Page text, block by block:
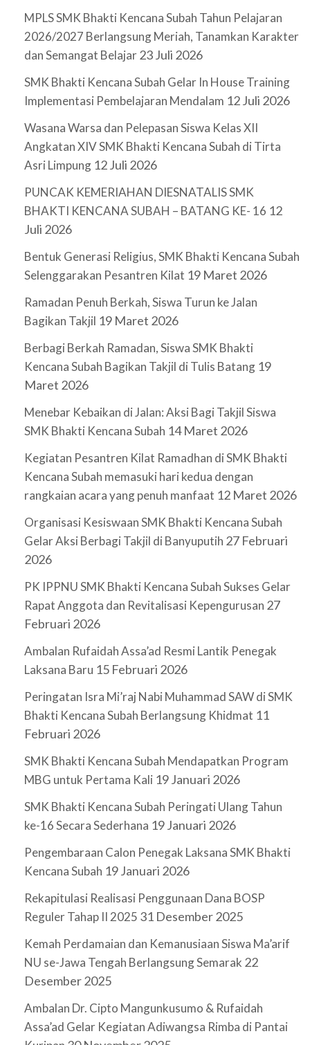
MPLS SMK Bhakti Kencana Subah Tahun Pelajaran
2026/2027 Berlangsung Meriah, Tanamkan Karakter
dan Semangat Belajar23 Juli 2026
SMK Bhakti Kencana Subah Gelar In House Training
Implementasi Pembelajaran Mendalam 12 Juli 2026
Wasana Warsa dan Pelepasan Siswa Kelas XII
Angkatan XIV SMK Bhakti Kencana Subah di Tirta
Asri Limpung 12 Juli 2026
PUNCAK KEMERIAHAN DIESNATALIS SMK
BHAKTI KENCANA SUBAH – BATANG KE- 16 12
Juli 2026
Bentuk Generasi Religius, SMK Bhakti Kencana Subah
Selenggarakan Pesantren Kilat 19 Maret 2026
Ramadan Penuh Berkah, Siswa Turun ke Jalan
Bagikan Takjil 19 Maret 2026
Berbagi Berkah Ramadan, Siswa SMK Bhakti
Kencana Subah Bagikan Takjil di Tulis Batang 19
Maret 2026
Menebar Kebaikan di Jalan: Aksi Bagi Takjil Siswa
SMK Bhakti Kencana Subah 14 Maret 2026
Kegiatan Pesantren Kilat Ramadhan di SMK Bhakti
Kencana Subah memasuki hari kedua dengan
rangkaian acara yang penuh manfaat 12 Maret 2026
Organisasi Kesiswaan SMK Bhakti Kencana Subah
Gelar Aksi Berbagi Takjil di Banyuputih 27 Februari
2026
PK IPPNU SMK Bhakti Kencana Subah Sukses Gelar
Rapat Anggota dan Revitalisasi Kepengurusan 27
Februari 2026
Ambalan Rufaidah Assa’ad Resmi Lantik Penegak
Laksana Baru 15 Februari 2026
Peringatan Isra Mi’raj Nabi Muhammad SAW di SMK
Bhakti Kencana Subah Berlangsung Khidmat 11
Februari 2026
SMK Bhakti Kencana Subah Mendapatkan Program
MBG untuk Pertama Kali 19 Januari 2026
SMK Bhakti Kencana Subah Peringati Ulang Tahun
ke-16 Secara Sederhana 19 Januari 2026
Pengembaraan Calon Penegak Laksana SMK Bhakti
Kencana Subah 19 Januari 2026
Rekapitulasi Realisasi Penggunaan Dana BOSP
Reguler Tahap II 2025 31 Desember 2025
Kemah Perdamaian dan Kemanusiaan Siswa Ma’arif
NU se-Jawa Tengah Berlangsung Semarak 22
Desember 2025
Ambalan Dr. Cipto Mangunkusumo & Rufaidah
Assa’ad Gelar Kegiatan Adiwangsa Rimba di Pantai